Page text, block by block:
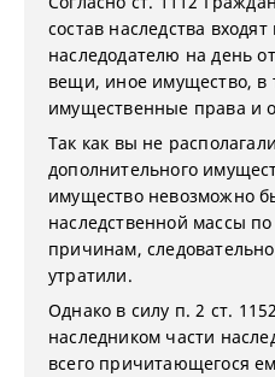
состав наследства
наследодателю на день
вещи, иное имущество, в
имущественные права и
Так как вы не
дополнительного
имущество невозможно
наследственной массы
причинам,
утратили.
Однако в силу п. 2 ст.
наследником части
всего причитающегося